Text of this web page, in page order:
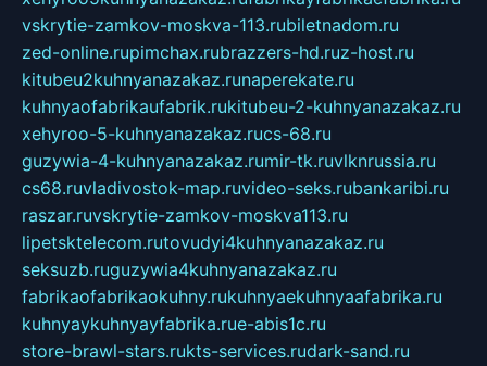
vskrytie-zamkov-moskva-113.rubiletnadom.ru
zed-online.rupimchax.rubrazzers-hd.ruz-host.ru
kitubeu2kuhnyanazakaz.runaperekate.ru
kuhnyaofabrikaufabrik.rukitubeu-2-kuhnyanazakaz.ru
xehyroo-5-kuhnyanazakaz.rucs-68.ru
guzywia-4-kuhnyanazakaz.rumir-tk.ruvlknrussia.ru
cs68.ruvladivostok-map.ruvideo-seks.rubankaribi.ru
raszar.ruvskrytie-zamkov-moskva113.ru
lipetsktelecom.rutovudyi4kuhnyanazakaz.ru
seksuzb.ruguzywia4kuhnyanazakaz.ru
fabrikaofabrikaokuhny.rukuhnyaekuhnyaafabrika.ru
kuhnyaykuhnyayfabrika.rue-abis1c.ru
store-brawl-stars.rukts-services.rudark-sand.ru